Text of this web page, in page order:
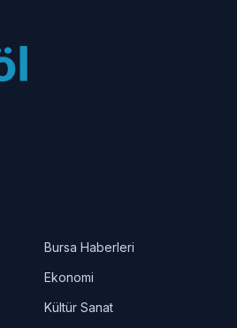
Bursa Haberleri
Ekonomi
Kültür Sanat